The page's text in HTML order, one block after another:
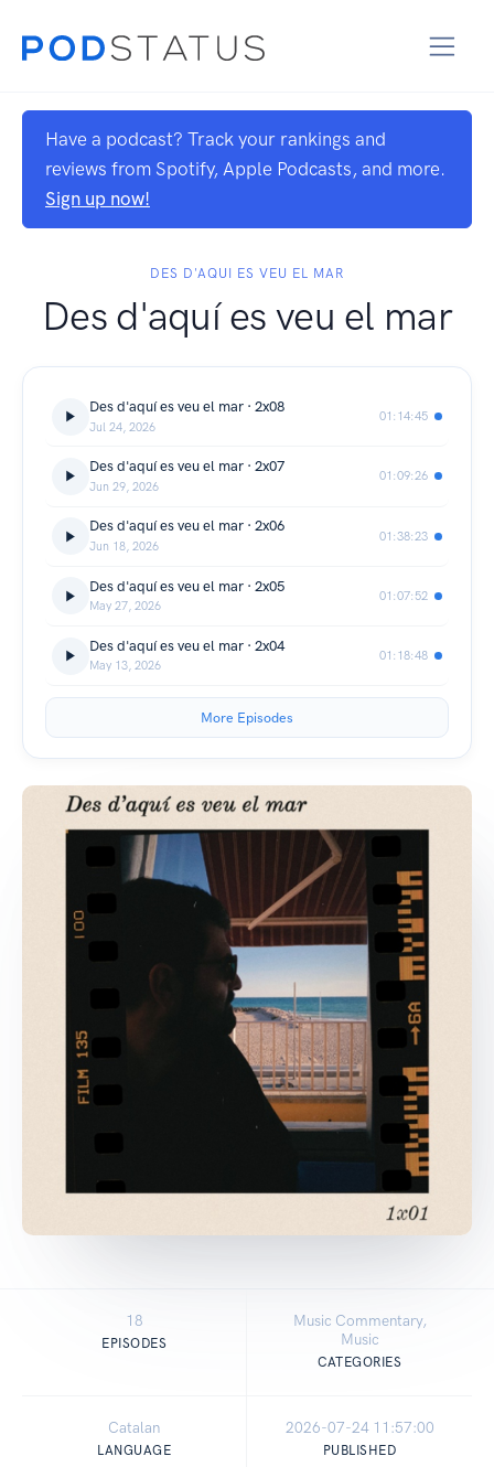
Have a podcast? Track your rankings and
reviews from Spotify, Apple Podcasts, and more.
Sign up now!
DES D'AQUI ES VEU EL MAR
Des d'aquí es veu el mar
Des d'aquí es veu el mar · 2x08
Jul 24, 2026
01:14:45
Des d'aquí es veu el mar · 2x07
Jun 29, 2026
01:09:26
Des d'aquí es veu el mar · 2x06
Jun 18, 2026
01:38:23
Des d'aquí es veu el mar · 2x05
May 27, 2026
01:07:52
Des d'aquí es veu el mar · 2x04
May 13, 2026
01:18:48
More Episodes
18
EPISODES
Music Commentary,
Music
CATEGORIES
Catalan
LANGUAGE
2026-07-24 11:57:00
PUBLISHED